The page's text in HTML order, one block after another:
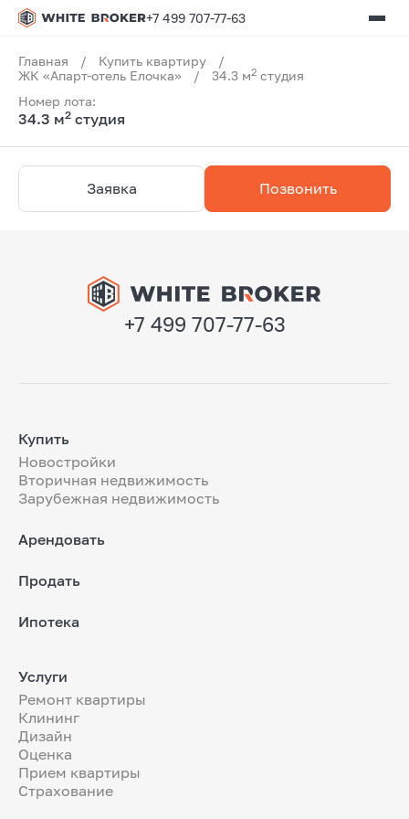
+7 499 707-77-63
Главная / Купить квартиру
/
ЖК «Апарт-отель Елочка»
/ 34.3 м2 студия
Номер лота:
34.3 м2 студия
Заявка Позвонить
+7 499 707-77-63
Купить
Новостройки
Вторичная недвижимость
Зарубежная недвижимость
Арендовать
Продать
Ипотека
Услуги
Ремонт квартиры
Клининг
Дизайн
Оценка
Прием квартиры
Страхование